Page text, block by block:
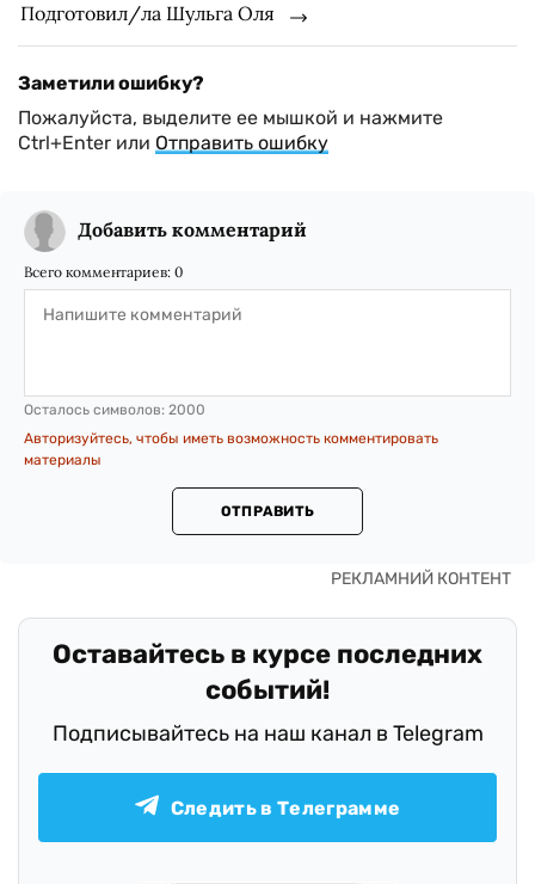
Подготовил/ла Шульга Оля
Заметили ошибку?
Пожалуйста, выделите ее мышкой и нажмите
Ctrl+Enter или Отправить ошибку
Добавить комментарий
Всего комментариев: 0
Осталось символов: 2000
Авторизуйтесь, чтобы иметь возможность комментировать
материалы
ОТПРАВИТЬ
Оставайтесь в курсе последних
событий!
Подписывайтесь на наш канал в Telegram
Следить в Телеграмме